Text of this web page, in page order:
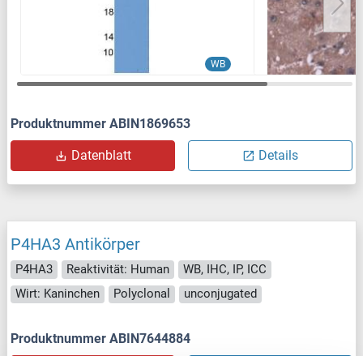
WB
Produktnummer ABIN1869653
Datenblatt Details
P4HA3 Antikörper
P4HA3 Reaktivität: Human
WB, IHC, IP, ICC
Wirt: Kaninchen
Polyclonal unconjugated
Produktnummer ABIN7644884